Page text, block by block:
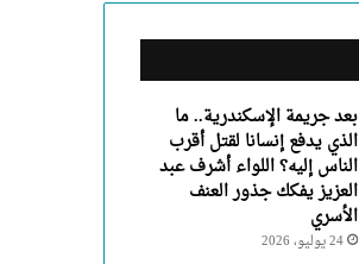
بعد جريمة الإسكندرية.. ما
الذي يدفع إنسانا لقتل أقرب
الناس إليه؟ اللواء أشرف عبد
العزيز يفكك جذور العنف
الأسري
24 يوليو، 2026